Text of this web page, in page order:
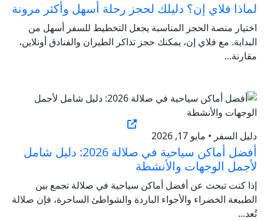
لماذا فلاي إن؟ دليلك لحجز رحلة أسهل وأكثر مرونة
اختيار منصة الحجز المناسبة يجعل التخطيط للسفر أسهل من
البداية. مع فلاي إن، يمكنك حجز تذاكر الطيران والفنادق أونلاين،
مقارنة...
دليل السفر • مايو 17, 2026
أفضل أماكن سياحية في صلالة 2026: دليل شامل
لأجمل الوجهات والأنشطة
إذا كنت تبحث عن أفضل أماكن سياحية في صلالة تجمع بين
الطبيعة الخضراء والأجواء الباردة والشواطئ الساحرة، فإن صلالة
تُعد...